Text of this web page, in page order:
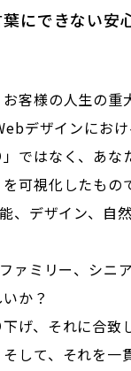
にできない安
客様の人生の重
デザインにお
ではなく、あな
可視化したもの
、デザイン、自
ァミリー、シニ
か？
げ、それに合致
して、それを一